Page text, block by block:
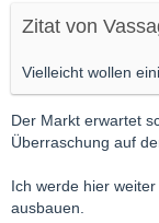
Zitat von
Vielleicht wollen
Der Markt erwartet
Überraschung auf
Ich werde hier
ausbauen.